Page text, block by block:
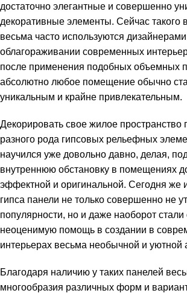
достаточно элегантные и совершенно
декоративные элементы. Сейчас такого
весьма часто используются
облагораживании современных
после применения подобных объемных
абсолютно любое помещение обычно
уникальным и крайне привлекательным.
Декорировать свое жилое
разного рода гипсовых рельефных
научился уже довольно давно, делая,
внутреннюю обстановку в помещениях
эффектной и оригинальной. Сегодня же
гипса панели не только совершенно не
популярности, но и даже наоборот стали
неоценимую помощь в создании в
интерьерах весьма необычной и
Благодаря наличию у таких панелей
многообразия различных форм и